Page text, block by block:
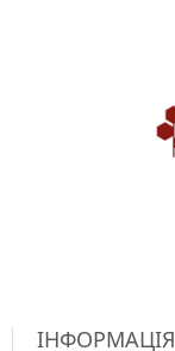
ІНФОРМАЦІЯ